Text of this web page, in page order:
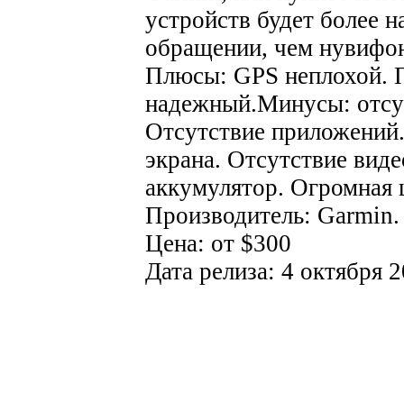
устройств будет
обращении, чем
Плюсы: GPS неплохой.
надежный.Минусы:
Отсутствие
экрана. Отсутствие
аккумулятор. Огромная
Производитель: Garmin.
Цена: от $300
Дата релиза: 4 октября